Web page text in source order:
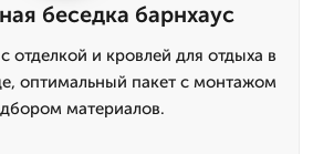
беседка барнхаус
отделкой и кровлей для отдыха в
оптимальный пакет с монтажом
материалов.